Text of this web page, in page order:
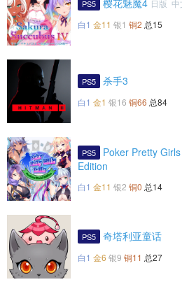
PS5 樱花魅魔4 日版 中
白1 金11 银1 铜2 总15
PS5 杀手3
白1 金1 银16 铜66 总84
PS5
Poker Pretty
Edition
白1 金11 银2 铜0 总14
PS5 奇塔利亚童话
白1 金6 银9 铜11 总27